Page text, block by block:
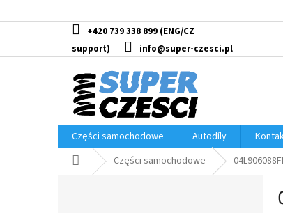
do
+420 739 338 899
info@super-czesci.pl
Części samochodowe Autodíly
Home Części samochodowe